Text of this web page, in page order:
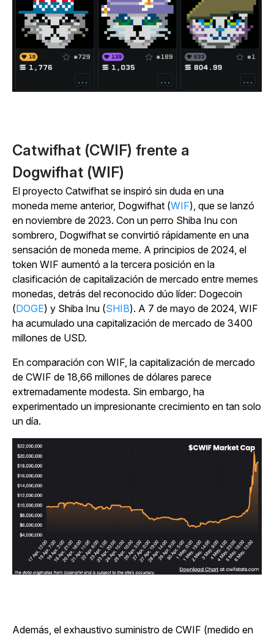
Catwifhat (CWIF) frente a
Dogwifhat (WIF)
El proyecto Catwifhat se inspiró sin duda en una
moneda meme anterior, Dogwifhat (WIF), que se lanzó
en noviembre de 2023. Con un perro Shiba Inu con
sombrero, Dogwifhat se convirtió rápidamente en una
sensación de moneda meme. A principios de 2024, el
token WIF aumentó a la tercera posición en la
clasificación de capitalización de mercado entre memes
monedas, detrás del reconocido dúo líder: Dogecoin
(DOGE) y Shiba Inu (SHIB). A 7 de mayo de 2024, WIF
ha acumulado una capitalización de mercado de 3400
millones de USD.
En comparación con WIF, la capitalización de mercado
de CWIF de 18,66 millones de dólares parece
extremadamente modesta. Sin embargo, ha
experimentado un impresionante crecimiento en tan solo
un día.
Además, el exhaustivo suministro de CWIF (medido en